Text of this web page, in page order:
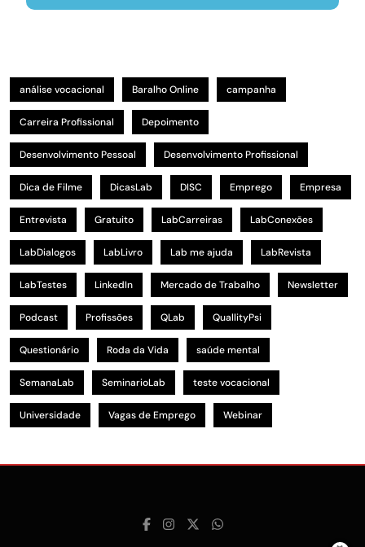
análise vocacional Baralho Online campanha
Carreira Profissional Depoimento
Desenvolvimento Pessoal Desenvolvimento Profissional
Dica de Filme DicasLab DISC Emprego Empresa
Entrevista Gratuito LabCarreiras LabConexões
LabDialogos LabLivro Lab me ajuda LabRevista
LabTestes LinkedIn Mercado de Trabalho Newsletter
Podcast Profissões QLab QuallityPsi
Questionário Roda da Vida saúde mental
SemanaLab SeminarioLab teste vocacional
Universidade Vagas de Emprego Webinar